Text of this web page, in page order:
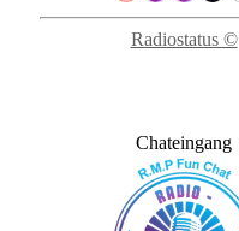
Radiostatus ©
Chateingang